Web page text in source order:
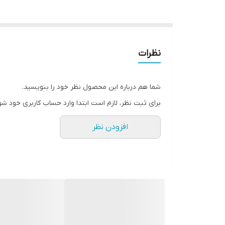
نظرات
شما هم درباره این محصول نظر خود را بنویسید.
برای ثبت نظر، لازم است ابتدا وارد حساب کاربری خود
افزودن نظر